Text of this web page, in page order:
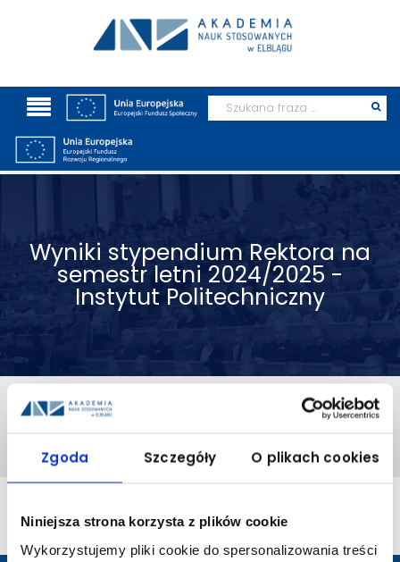
Zgoda Szczegóły O plikach cookies
Niniejsza strona korzysta z plików cookie
Wykorzystujemy pliki cookie do spersonalizowania treści
Wyszukaj
Wyniki stypendium Rektora na
semestr letni 2024/2025 -
Instytut Politechniczny
Studenci
Komunikaty
2024/2025 - Instytut Politechniczny